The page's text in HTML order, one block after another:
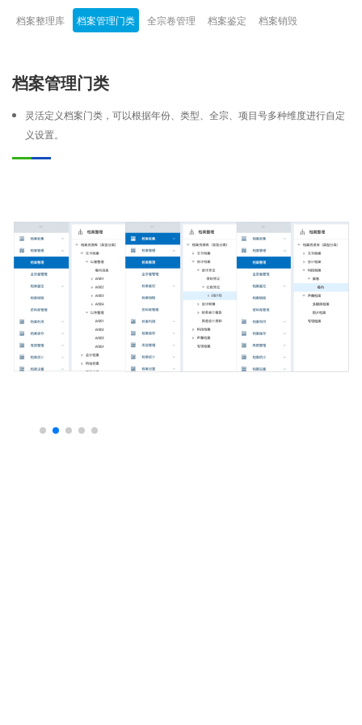
档案整理库 档案管理门类 全宗卷管理 档案鉴定 档案销毁
档案管理门类
灵活定义档案门类，可以根据年份、类型、全宗、项目号多种维度进行自定
义设置。